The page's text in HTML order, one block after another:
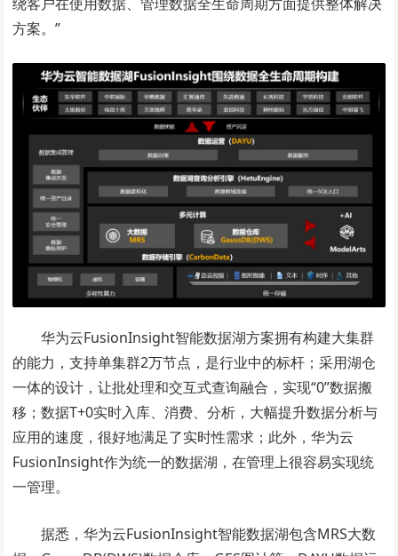
方案。”
华为云FusionInsight智能数据湖方案拥有构建大集群
的能力，支持单集群2万节点，是行业中的标杆；采用湖仓
一体的设计，让批处理和交互式查询融合，实现“0”数据搬
移；数据T+0实时入库、消费、分析，大幅提升数据分析与
应用的速度，很好地满足了实时性需求；此外，华为云
FusionInsight作为统一的数据湖，在管理上很容易实现统
一管理。
据悉，华为云FusionInsight智能数据湖包含MRS大数